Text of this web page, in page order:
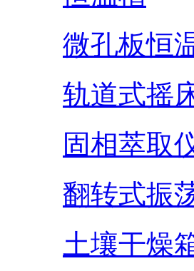
微孔板恒
轨道式摇
固相萃取
翻转式振
土壤干燥